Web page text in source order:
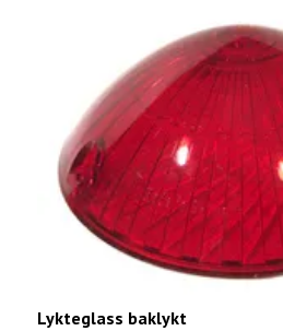
Lykteglass baklykt